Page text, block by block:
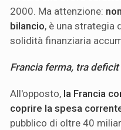
2000. Ma attenzione:
bilancio, è una strategia
solidità finanziaria
Francia ferma, tra
All'opposto, la Francia
coprire la spesa
pubblico di oltre 40